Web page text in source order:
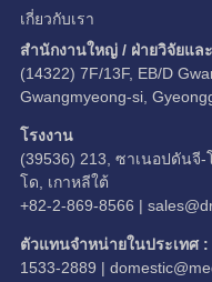
เกี่ยวกับเรา
สำนักงานใหญ่ / ฝ่ายวิจัยแ
(14322) 7F/13F, EB/D
Gwangmyeong-si,
โรงงาน
(39536) 213, ซาเนอปดันจี
โด, เกาหลีใต้
+82-2-869-8566 |
ตัวแทนจำหน่ายในประเทศ :
1533-2889 |